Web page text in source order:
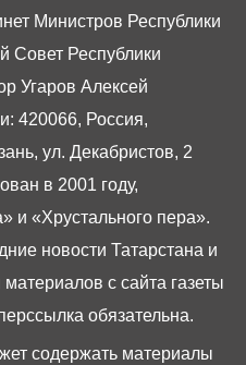
Министров Республики
Совет Республики
Угаров Алексей
420066, Россия,
ул. Декабристов, 2
в 2001 году,
и «Хрустального пера».
новости Татарстана и
с сайта газеты
обязательна.
содержать материалы